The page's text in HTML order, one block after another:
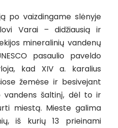
po vaizdingame slėnyje
Varai – didžiausią ir
mineralinių vandenų
pasaulio paveldo
kad XIV a. karalius
žemėse ir besivejant
šaltinį, dėl to ir
miestą. Mieste galima
iš kurių 13 prieinami